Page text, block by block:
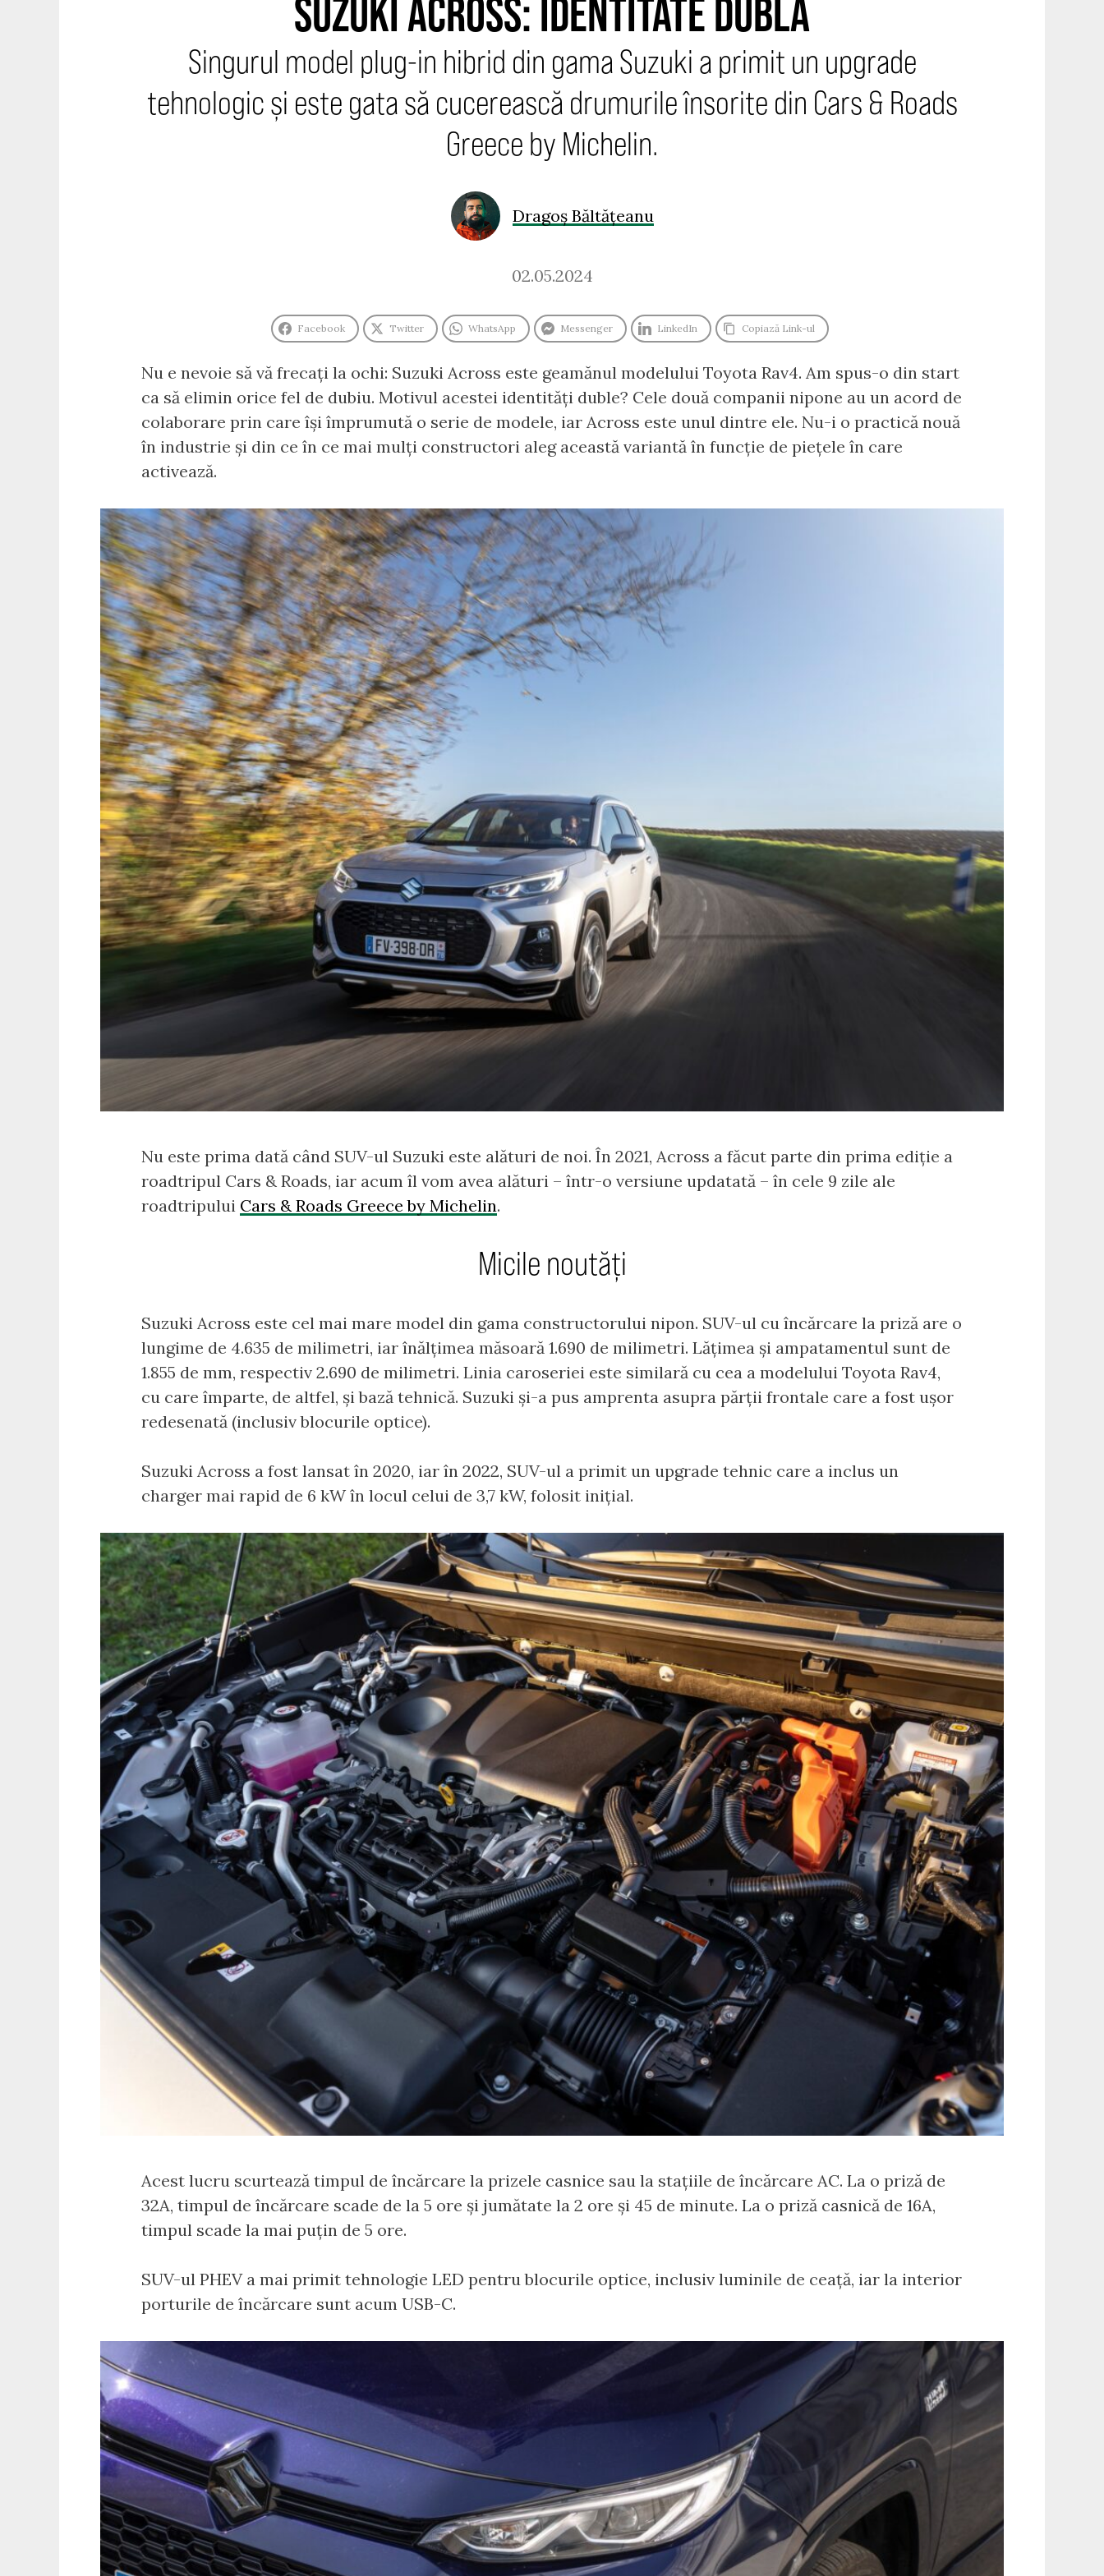
SUZUKI ACROSS: IDENTITATE DUBLĂ
Singurul model plug-in hibrid din gama Suzuki a primit un upgrade
tehnologic și este gata să cucerească drumurile însorite din Cars & Roads
Greece by Michelin.
Dragoș Băltățeanu
02.05.2024
Facebook Twitter WhatsApp Messenger LinkedIn Copiază Link-ul
Nu e nevoie să vă frecați la ochi: Suzuki Across este geamănul modelului Toyota Rav4. Am spus-o din start
ca să elimin orice fel de dubiu. Motivul acestei identități duble? Cele două companii nipone au un acord de
colaborare prin care își împrumută o serie de modele, iar Across este unul dintre ele. Nu-i o practică nouă
în industrie și din ce în ce mai mulți constructori aleg această variantă în funcție de piețele în care
activează.
Nu este prima dată când SUV-ul Suzuki este alături de noi. În 2021, Across a făcut parte din prima ediție a
roadtripul Cars & Roads, iar acum îl vom avea alături – într-o versiune updatată – în cele 9 zile ale
roadtripului Cars & Roads Greece by Michelin.
Micile noutăți
Suzuki Across este cel mai mare model din gama constructorului nipon. SUV-ul cu încărcare la priză are o
lungime de 4.635 de milimetri, iar înălțimea măsoară 1.690 de milimetri. Lățimea și ampatamentul sunt de
1.855 de mm, respectiv 2.690 de milimetri. Linia caroseriei este similară cu cea a modelului Toyota Rav4,
cu care împarte, de altfel, și bază tehnică. Suzuki și-a pus amprenta asupra părții frontale care a fost ușor
redesenată (inclusiv blocurile optice).
Suzuki Across a fost lansat în 2020, iar în 2022, SUV-ul a primit un upgrade tehnic care a inclus un
charger mai rapid de 6 kW în locul celui de 3,7 kW, folosit inițial.
Acest lucru scurtează timpul de încărcare la prizele casnice sau la stațiile de încărcare AC. La o priză de
32A, timpul de încărcare scade de la 5 ore și jumătate la 2 ore și 45 de minute. La o priză casnică de 16A,
timpul scade la mai puțin de 5 ore.
SUV-ul PHEV a mai primit tehnologie LED pentru blocurile optice, inclusiv luminile de ceață, iar la interior
porturile de încărcare sunt acum USB-C.